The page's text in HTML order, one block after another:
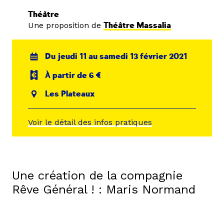
Théâtre
Une proposition de Théâtre Massalia
Du jeudi 11 au samedi 13 février 2021
À partir de 6 €
Les Plateaux
Voir le détail des infos pratiques
Une création de la compagnie
Rêve Général ! : Maris Normand